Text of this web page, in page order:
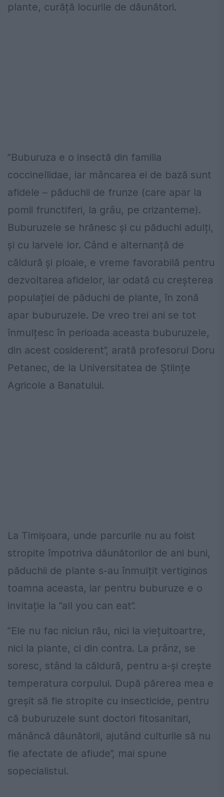
plante, curăță locurile de dăunători.
”Buburuza e o insectă din familia
coccinellidae, iar mâncarea ei de bază sunt
afidele – păduchii de frunze (care apar la
pomii frunctiferi, la grâu, pe crizanteme).
Buburuzele se hrănesc și cu păduchi adulți,
și cu larvele lor. Când e alternanță de
căldură și ploaie, e vreme favorabilă pentru
dezvoltarea afidelor, iar odată cu creșterea
populației de păduchi de plante, în zonă
apar buburuzele. De vreo trei ani se tot
înmulțesc în perioada aceasta buburuzele,
din acest cosiderent”, arată profesorul Doru
Petanec, de la Universitatea de Științe
Agricole a Banatului.
La Timișoara, unde parcurile nu au foist
stropite împotriva dăunătorilor de ani buni,
păduchii de plante s-au înmulțit vertiginos
toamna aceasta, iar pentru buburuze e o
invitație la ”all you can eat”.
”Ele nu fac niciun rău, nici la viețuitoartre,
nici la plante, ci din contra. La prânz, se
soresc, stând la căldură, pentru a-și crește
temperatura corpului. După părerea mea e
greșit să fie stropite cu insecticide, pentru
că buburuzele sunt doctori fitosanitari,
mănâncă dăunătorii, ajutând culturile să nu
fie afectate de afiude”, mai spune
sopecialistul.